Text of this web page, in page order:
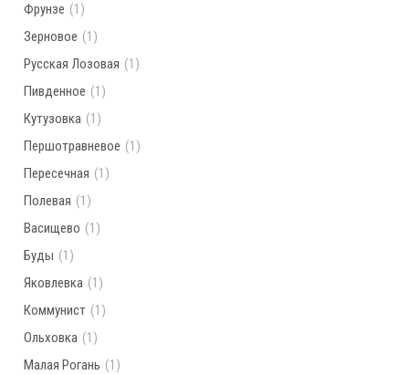
Фрунзе (1)
Зерновое (1)
Русская Лозовая (1)
Пивденное (1)
Кутузовка (1)
Першотравневое (1)
Пересечная (1)
Полевая (1)
Васищево (1)
Буды (1)
Яковлевка (1)
Коммунист (1)
Ольховка (1)
Малая Рогань (1)